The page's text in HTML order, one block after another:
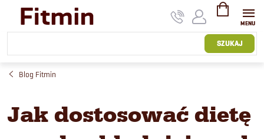
treści
SZUKAJ
KOSZYK
Blog Fitmin
Jak dostosować dietę